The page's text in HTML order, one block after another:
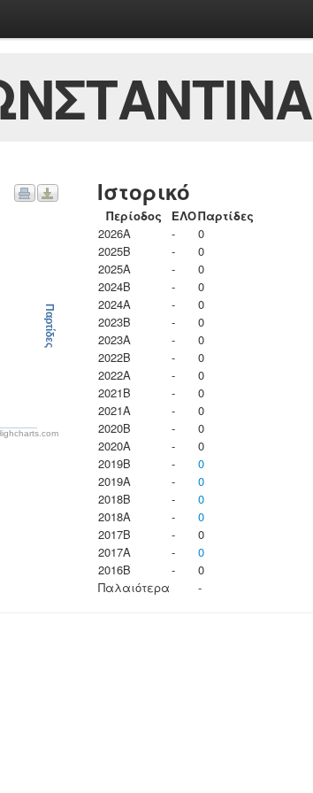
Παρτίδες
Ιστορικό
Περίοδος ΕΛΟΠαρτίδες
2026A
-
0
2025B
-
0
2025A
-
0
2024B
-
0
2024A
-
0
2023B
-
0
2023Α
-
0
2022B
-
0
2022A
-
0
2021B
-
0
2021A
-
0
2020B
-
0
2020A
-
0
2019B
-
0
2019A
-
0
2018B
-
0
2018A
-
0
2017B
-
0
2017A
-
0
2016B
-
0
Παλαιότερα
-